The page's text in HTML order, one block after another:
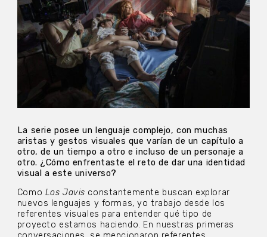
La serie posee un lenguaje complejo, con muchas
aristas y gestos visuales que varían de un capítulo a
otro, de un tiempo a otro e incluso de un personaje a
otro. ¿Cómo enfrentaste el reto de dar una identidad
visual a este universo?
Como Los Javis constantemente buscan explorar
nuevos lenguajes y formas, yo trabajo desde los
referentes visuales para entender qué tipo de
proyecto estamos haciendo. En nuestras primeras